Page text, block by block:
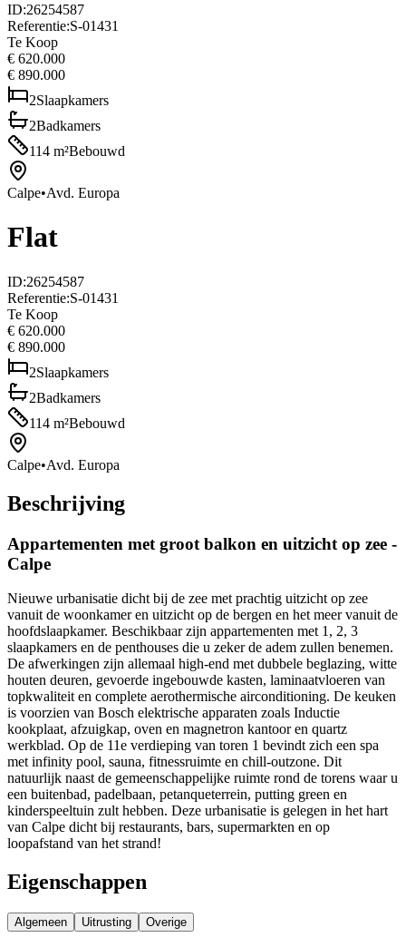
ID:26254587
Referentie:S-01431
Te Koop
€ 620.000
€ 890.000
2Slaapkamers
2Badkamers
114 m²Bebouwd
Calpe•Avd. Europa
Flat
ID:26254587
Referentie:S-01431
Te Koop
€ 620.000
€ 890.000
2Slaapkamers
2Badkamers
114 m²Bebouwd
Calpe•Avd. Europa
Beschrijving
Appartementen met groot balkon en uitzicht op zee -
Calpe
Nieuwe urbanisatie dicht bij de zee met prachtig uitzicht op zee
vanuit de woonkamer en uitzicht op de bergen en het meer vanuit de
hoofdslaapkamer. Beschikbaar zijn appartementen met 1, 2, 3
slaapkamers en de penthouses die u zeker de adem zullen benemen.
De afwerkingen zijn allemaal high-end met dubbele beglazing, witte
houten deuren, gevoerde ingebouwde kasten, laminaatvloeren van
topkwaliteit en complete aerothermische airconditioning. De keuken
is voorzien van Bosch elektrische apparaten zoals Inductie
kookplaat, afzuigkap, oven en magnetron kantoor en quartz
werkblad. Op de 11e verdieping van toren 1 bevindt zich een spa
met infinity pool, sauna, fitnessruimte en chill-outzone. Dit
natuurlijk naast de gemeenschappelijke ruimte rond de torens waar u
een buitenbad, padelbaan, petanqueterrein, putting green en
kinderspeeltuin zult hebben. Deze urbanisatie is gelegen in het hart
van Calpe dicht bij restaurants, bars, supermarkten en op
loopafstand van het strand!
Eigenschappen
Algemeen Uitrusting Overige